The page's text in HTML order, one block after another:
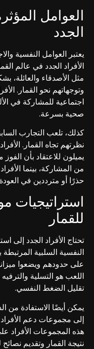
العوامل
الجدد
يعتبر العوامل النفسية
الأفراد الجدد في عالم
مثل الأصدقاء والعائلة،
وتوجهاتهم نحو القمار.
اجتماعية للمشاركة في
صحية بسرعة.
كذلك، تلعب التجارب
نظرتهم تجاه القمار.
يميلون للاعتقاد بأن
من المشاركة، بينما
حذرًا أو مترددين في
استراتيجيات
للقمار
تحتاج الأفراد الجدد إلى
النفسية السلبية
على حدودهم ويضعوا
اللعب هو التسلية
تقليل الضغط النفسي.
يمكن أيضًا الاستفادة من
إلى مجموعات دعم
هذه المجموعات الأفراد
نتيجة القمار وتقديم